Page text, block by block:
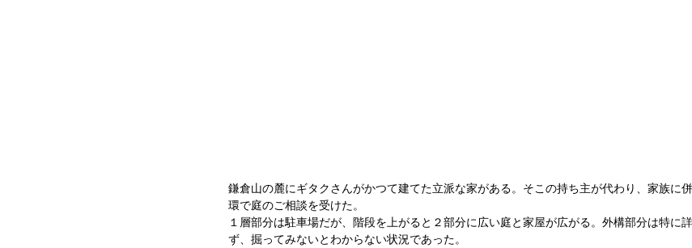
鎌倉山の麓にギタクさんがかつて建てた立派な家がある。そこの持ち主が代わり、家族に
環で庭のご相談を受けた。
１層部分は駐車場だが、階段を上がると２部分に広い庭と家屋が広がる。外構部分は特に
ず、掘ってみないとわからない状況であった。